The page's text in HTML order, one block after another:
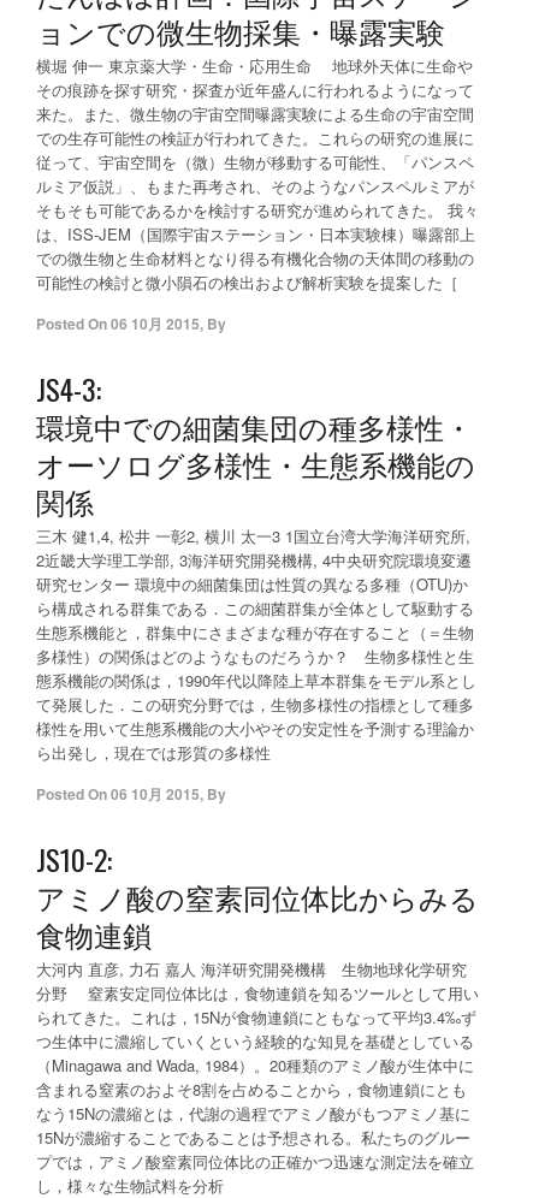
ョンでの微生物採集・曝露実験
横堀 伸一 東京薬大学・生命・応用生命 地球外天体に生命や
その痕跡を探す研究・探査が近年盛んに行われるようになって
来た。また、微生物の宇宙空間曝露実験による生命の宇宙空間
での生存可能性の検証が行われてきた。これらの研究の進展に
従って、宇宙空間を（微）生物が移動する可能性、「パンスペ
ルミア仮説」、もまた再考され、そのようなパンスペルミアが
そもそも可能であるかを検討する研究が進められてきた。 我々
は、ISS-JEM（国際宇宙ステーション・日本実験棟）曝露部上
での微生物と生命材料となり得る有機化合物の天体間の移動の
可能性の検討と微小隕石の検出および解析実験を提案した［
Posted On06 10月 2015, By
JS4-3:
環境中での細菌集団の種多様性・
オーソログ多様性・生態系機能の
関係
三木 健1,4, 松井 一彰2, 横川 太一3 1国立台湾大学海洋研究所,
2近畿大学理工学部, 3海洋研究開発機構, 4中央研究院環境変遷
研究センター 環境中の細菌集団は性質の異なる多種（OTU)か
ら構成される群集である．この細菌群集が全体として駆動する
生態系機能と，群集中にさまざまな種が存在すること（＝生物
多様性）の関係はどのようなものだろうか？ 生物多様性と生
態系機能の関係は，1990年代以降陸上草本群集をモデル系とし
て発展した．この研究分野では，生物多様性の指標として種多
様性を用いて生態系機能の大小やその安定性を予測する理論か
ら出発し，現在では形質の多様性
Posted On06 10月 2015, By
JS10-2:
アミノ酸の窒素同位体比からみる
食物連鎖
大河内 直彦, 力石 嘉人 海洋研究開発機構 生物地球化学研究
分野 窒素安定同位体比は，食物連鎖を知るツールとして用い
られてきた。これは，15Nが食物連鎖にともなって平均3.4‰ず
つ生体中に濃縮していくという経験的な知見を基礎としている
（Minagawa and Wada, 1984）。20種類のアミノ酸が生体中に
含まれる窒素のおよそ8割を占めることから，食物連鎖にとも
なう15Nの濃縮とは，代謝の過程でアミノ酸がもつアミノ基に
15Nが濃縮することであることは予想される。私たちのグルー
プでは，アミノ酸窒素同位体比の正確かつ迅速な測定法を確立
し，様々な生物試料を分析